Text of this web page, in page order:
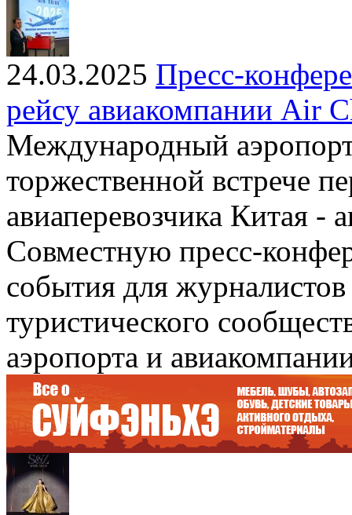
24.03.2025 Пресс-
рейсу авиакомпании Air
Международный
торжественной встрече
авиаперевозчика Китая -
Совместную пресс-
события для
туристического
аэропорта и